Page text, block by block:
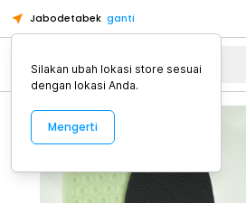
Jabodetabek ganti
Alat Kopi
Silakan ubah lokasi store sesuai
dengan lokasi Anda.
Mengerti